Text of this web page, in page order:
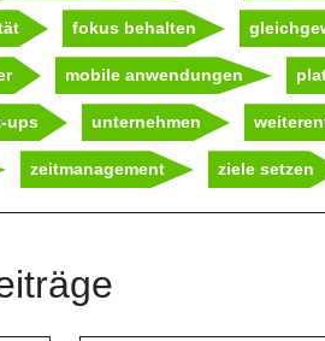
fokus behalten
mobile anwendungen
ups unternehmen
zeitmanagement ziele setzen